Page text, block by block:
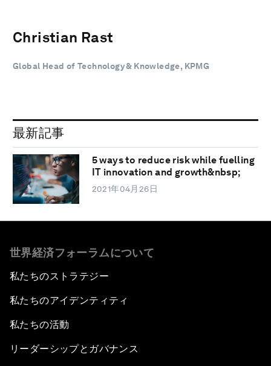
Christian Rast
Global Head of Technology & Knowledge, KPMG
最新記事
5 ways to reduce risk while fuelling
IT innovation and growth&nbsp;
2021年04月26日
世界経済フォーラムについて
私たちのストラテジー
私たちのアイデンティティ
私たちの活動
リーダーシップとガバナンス